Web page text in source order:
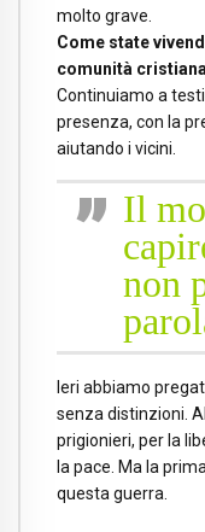
molto grave.
Come state
comunità
Continuiamo a
presenza, con la
aiutando i vicini.
Il
non
Ieri abbiamo
senza distinzioni.
prigionieri, per la
la pace. Ma la
questa guerra.